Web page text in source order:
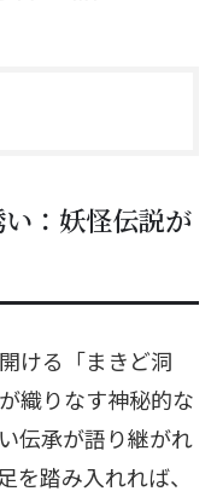
：妖怪伝説が
ける「まきど洞
織りなす神秘的な
伝承が語り継がれ
踏み入れれば、